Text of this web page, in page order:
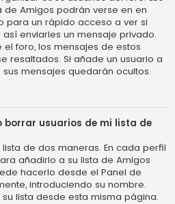
de Amigos podrán verse en en
para un rápido acceso a ver si
enviarles un mensaje privado.
foro, los mensajes de estos
resaltados. Si añade un usuario a
mensajes quedarán ocultos.
borrar usuarios de mi lista de
de dos maneras. En cada perfil
añadirlo a su lista de Amigos
hacerlo desde el Panel de
introduciendo su nombre.
lista desde esta misma página.